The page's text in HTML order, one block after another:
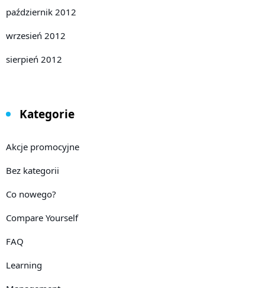
październik 2012
wrzesień 2012
sierpień 2012
Kategorie
Akcje promocyjne
Bez kategorii
Co nowego?
Compare Yourself
FAQ
Learning